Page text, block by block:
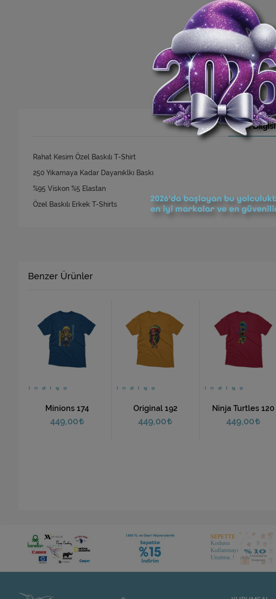
Ürün Bilgisi
Rahat Kesim Özel Baskılı T-Shirt
250 Yıkamaya Kadar Dayanıklkı Baskı
%95 Viskon %5 Elastan
Özel Baskılı Erkek T-Shirts
Benzer Ürünler
Minions 174
449,00
Original 192
449,00
Ninja Turtles 120
449,00